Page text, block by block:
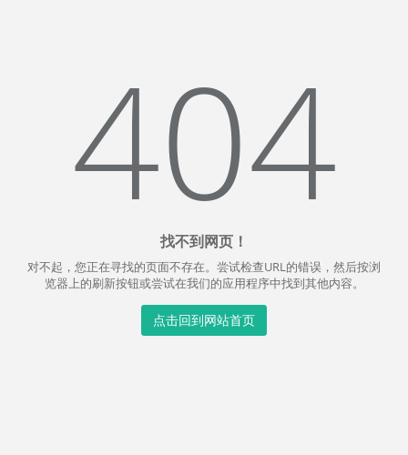
404
找不到网页！
对不起，您正在寻找的页面不存在。尝试检查URL的错误，然后按浏
览器上的刷新按钮或尝试在我们的应用程序中找到其他内容。
点击回到网站首页